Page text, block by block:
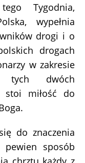
Tygodnia,
wypełnia
drogi i o
drogach
w zakresie
tych dwóch
stoi miłość do
do znaczenia
pewien sposób